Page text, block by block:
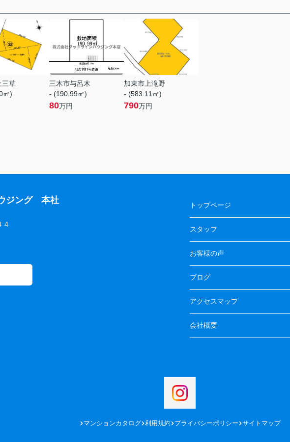
三草
㎡)
三木市与呂木
- (190.99㎡)
80万円
加東市上滝野
- (583.11㎡)
790万円
ジング 本社
４
トップページ
スタッフ
お客様の声
ブログ
アクセスマップ
会社概要
マンションカタログ 利用規約 プライバシーポリシー サイトマップ